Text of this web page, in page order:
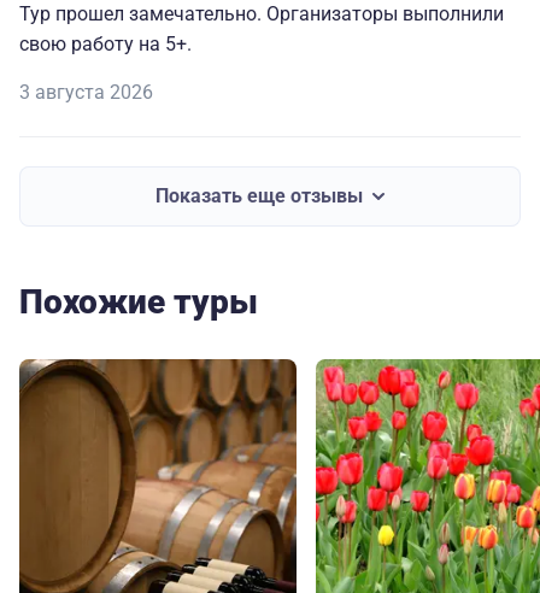
Тур прошел замечательно. Организаторы выполнили
свою работу на 5+.
3 августа 2026
Показать еще отзывы
Похожие туры